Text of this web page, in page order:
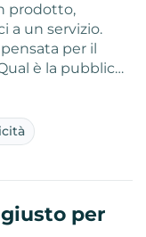
prodotto,
a un servizio.
per il
è la pubblic…
per